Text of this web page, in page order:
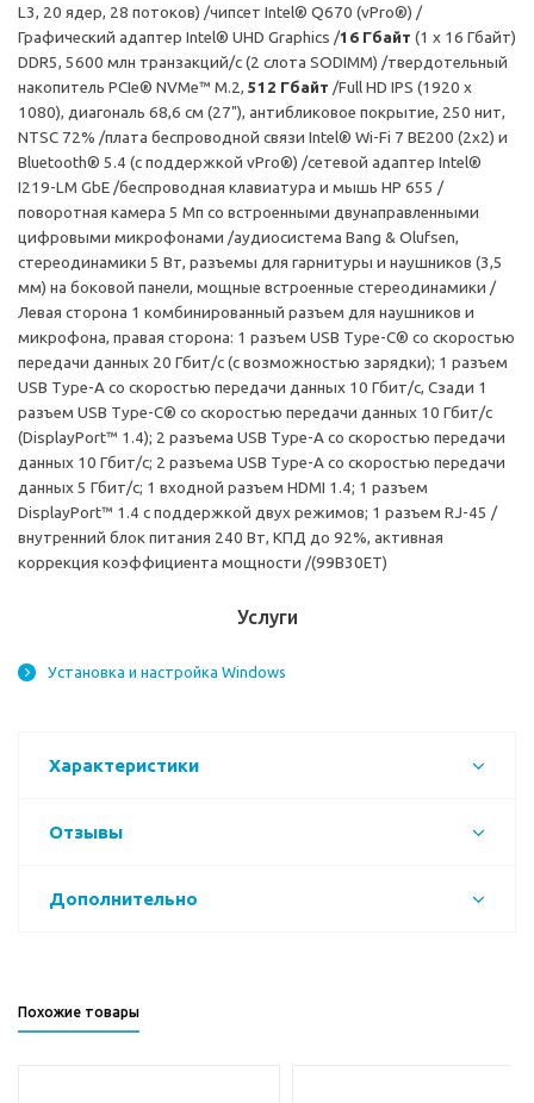
L3, 20 ядер, 28 потоков) /чипсет Intel® Q670 (vPro®) /
Графический адаптер Intel® UHD Graphics /16 Гбайт (1 x 16 Гбайт)
DDR5, 5600 млн транзакций/с (2 слота SODIMM) /твердотельный
накопитель PCIe® NVMe™ M.2, 512 Гбайт /Full HD IPS (1920 x
1080), диагональ 68,6 см (27"), антибликовое покрытие, 250 нит,
NTSC 72% /плата беспроводной связи Intel® Wi-Fi 7 BE200 (2x2) и
Bluetooth® 5.4 (с поддержкой vPro®) /сетевой адаптер Intel®
I219-LM GbE /беспроводная клавиатура и мышь HP 655 /
поворотная камера 5 Мп со встроенными двунаправленными
цифровыми микрофонами /аудиосистема Bang & Olufsen,
стереодинамики 5 Вт, разъемы для гарнитуры и наушников (3,5
мм) на боковой панели, мощные встроенные стереодинамики /
Левая сторона 1 комбинированный разъем для наушников и
микрофона, правая сторона: 1 разъем USB Type-C® со скоростью
передачи данных 20 Гбит/с (с возможностью зарядки); 1 разъем
USB Type-A со скоростью передачи данных 10 Гбит/с, Сзади 1
разъем USB Type-C® со скоростью передачи данных 10 Гбит/с
(DisplayPort™ 1.4); 2 разъема USB Type-A со скоростью передачи
данных 10 Гбит/с; 2 разъема USB Type-A со скоростью передачи
данных 5 Гбит/с; 1 входной разъем HDMI 1.4; 1 разъем
DisplayPort™ 1.4 с поддержкой двух режимов; 1 разъем RJ-45 /
внутренний блок питания 240 Вт, КПД до 92%, активная
коррекция коэффициента мощности /(99B30ET)
Услуги
Установка и настройка Windows
Характеристики
Отзывы
Дополнительно
Похожие товары